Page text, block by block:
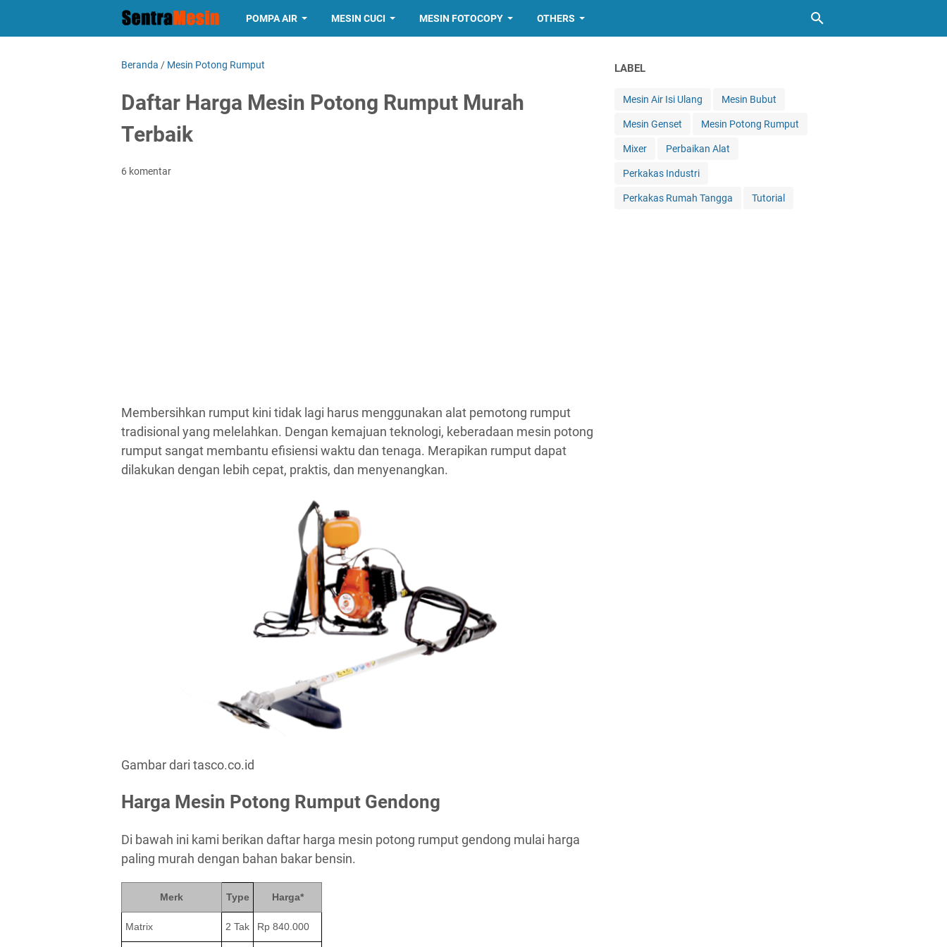
POMPA AIR MESIN CUCI MESIN FOTOCOPY OTHERS
Beranda / Mesin Potong Rumput
Daftar Harga Mesin Potong Rumput Murah
Terbaik
6 komentar
Membersihkan rumput kini tidak lagi harus menggunakan alat pemotong rumput
tradisional yang melelahkan. Dengan kemajuan teknologi, keberadaan mesin potong
rumput sangat membantu efisiensi waktu dan tenaga. Merapikan rumput dapat
dilakukan dengan lebih cepat, praktis, dan menyenangkan.
Gambar dari tasco.co.id
Harga Mesin Potong Rumput Gendong
Di bawah ini kami berikan daftar harga mesin potong rumput gendong mulai harga
paling murah dengan bahan bakar bensin.
Merk Type Harga*
Matrix 2 Tak Rp 840.000
LABEL
Mesin Air Isi Ulang Mesin Bubut
Mesin Genset Mesin Potong Rumput
Mixer Perbaikan Alat
Perkakas Industri
Perkakas Rumah Tangga Tutorial